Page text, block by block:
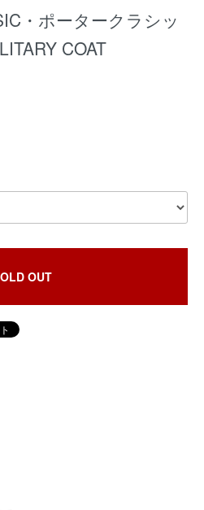
・ポータークラシッ
COAT
OUT